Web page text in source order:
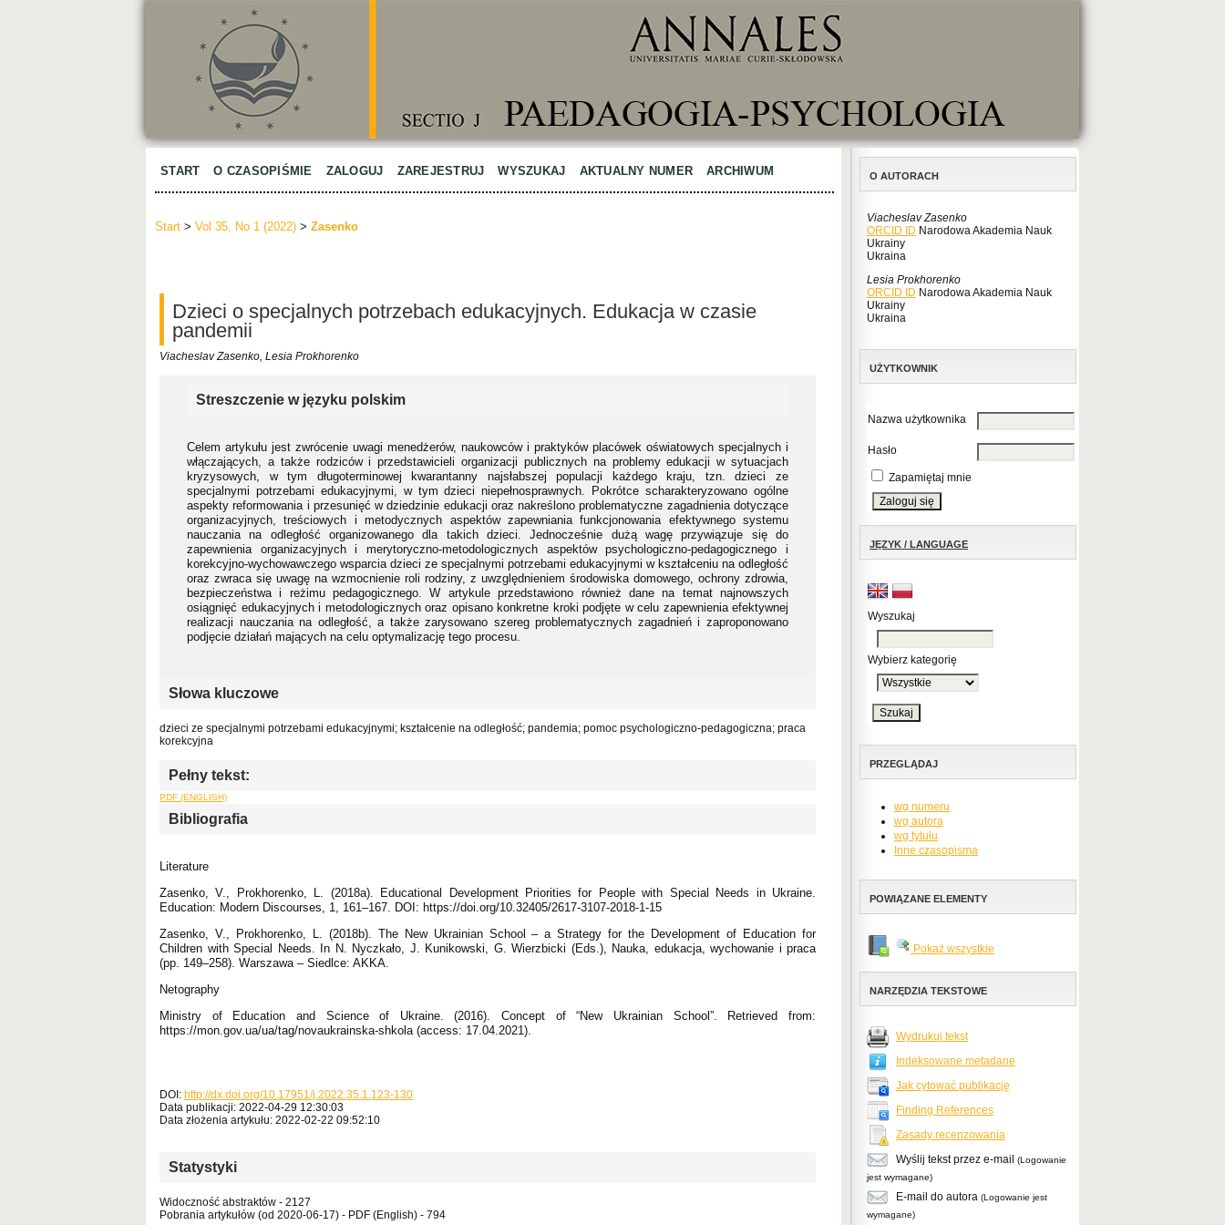
O AUTORACH
Viacheslav Zasenko
ORCID ID Narodowa Akademia Nauk
Ukrainy
Ukraina
Lesia Prokhorenko
ORCID ID Narodowa Akademia Nauk
Ukrainy
Ukraina
UŻYTKOWNIK
Nazwa użytkownika
Hasło
Zapamiętaj mnie
JĘZYK / LANGUAGE
Wyszukaj
Wybierz kategorię
PRZEGLĄDAJ
wg numeru
wg autora
wg tytułu
Inne czasopisma
POWIĄZANE ELEMENTY
Pokaż wszystkie
NARZĘDZIA TEKSTOWE
Wydrukuj tekst
Indeksowane metadane
Jak cytować publikację
Finding References
Zasady recenzowania
Wyślij tekst przez e-mail
(Logowanie
jest wymagane)
E-mail do autora (Logowanie jest
wymagane)
START O CZASOPIŚMIE ZALOGUJ ZAREJESTRUJ WYSZUKAJ AKTUALNY NUMER ARCHIWUM
Start > Vol 35, No 1 (2022) > Zasenko
Dzieci o specjalnych potrzebach edukacyjnych. Edukacja w czasie
pandemii
Viacheslav Zasenko, Lesia Prokhorenko
Streszczenie w języku polskim
Celem artykułu jest zwrócenie uwagi menedżerów, naukowców i praktyków placówek oświatowych specjalnych i
włączających, a także rodziców i przedstawicieli organizacji publicznych na problemy edukacji w sytuacjach
kryzysowych, w tym długoterminowej kwarantanny najsłabszej populacji każdego kraju, tzn. dzieci ze
specjalnymi potrzebami edukacyjnymi, w tym dzieci niepełnosprawnych. Pokrótce scharakteryzowano ogólne
aspekty reformowania i przesunięć w dziedzinie edukacji oraz nakreślono problematyczne zagadnienia dotyczące
organizacyjnych, treściowych i metodycznych aspektów zapewniania funkcjonowania efektywnego systemu
nauczania na odległość organizowanego dla takich dzieci. Jednocześnie dużą wagę przywiązuje się do
zapewnienia organizacyjnych i merytoryczno-metodologicznych aspektów psychologiczno-pedagogicznego i
korekcyjno-wychowawczego wsparcia dzieci ze specjalnymi potrzebami edukacyjnymi w kształceniu na odległość
oraz zwraca się uwagę na wzmocnienie roli rodziny, z uwzględnieniem środowiska domowego, ochrony zdrowia,
bezpieczeństwa i reżimu pedagogicznego. W artykule przedstawiono również dane na temat najnowszych
osiągnięć edukacyjnych i metodologicznych oraz opisano konkretne kroki podjęte w celu zapewnienia efektywnej
realizacji nauczania na odległość, a także zarysowano szereg problematycznych zagadnień i zaproponowano
podjęcie działań mających na celu optymalizację tego procesu.
Słowa kluczowe
dzieci ze specjalnymi potrzebami edukacyjnymi; kształcenie na odległość; pandemia; pomoc psychologiczno-pedagogiczna; praca
korekcyjna
Pełny tekst:
PDF (ENGLISH)
Bibliografia
Literature
Zasenko, V., Prokhorenko, L. (2018a). Educational Development Priorities for People with Special Needs in Ukraine.
Education: Modern Discourses, 1, 161–167. DOI: https://doi.org/10.32405/2617-3107-2018-1-15
Zasenko, V., Prokhorenko, L. (2018b). The New Ukrainian School – a Strategy for the Development of Education for
Children with Special Needs. In N. Nyczkało, J. Kunikowski, G. Wierzbicki (Eds.), Nauka, edukacja, wychowanie i praca
(pp. 149–258). Warszawa – Siedlce: AKKA.
Netography
Ministry of Education and Science of Ukraine. (2016). Concept of “New Ukrainian School”. Retrieved from:
https://mon.gov.ua/ua/tag/novaukrainska-shkola (access: 17.04.2021).
DOI: http://dx.doi.org/10.17951/j.2022.35.1.123-130
Data publikacji: 2022-04-29 12:30:03
Data złożenia artykułu: 2022-02-22 09:52:10
Statystyki
Widoczność abstraktów - 2127
Pobrania artykułów (od 2020-06-17) - PDF (English) - 794